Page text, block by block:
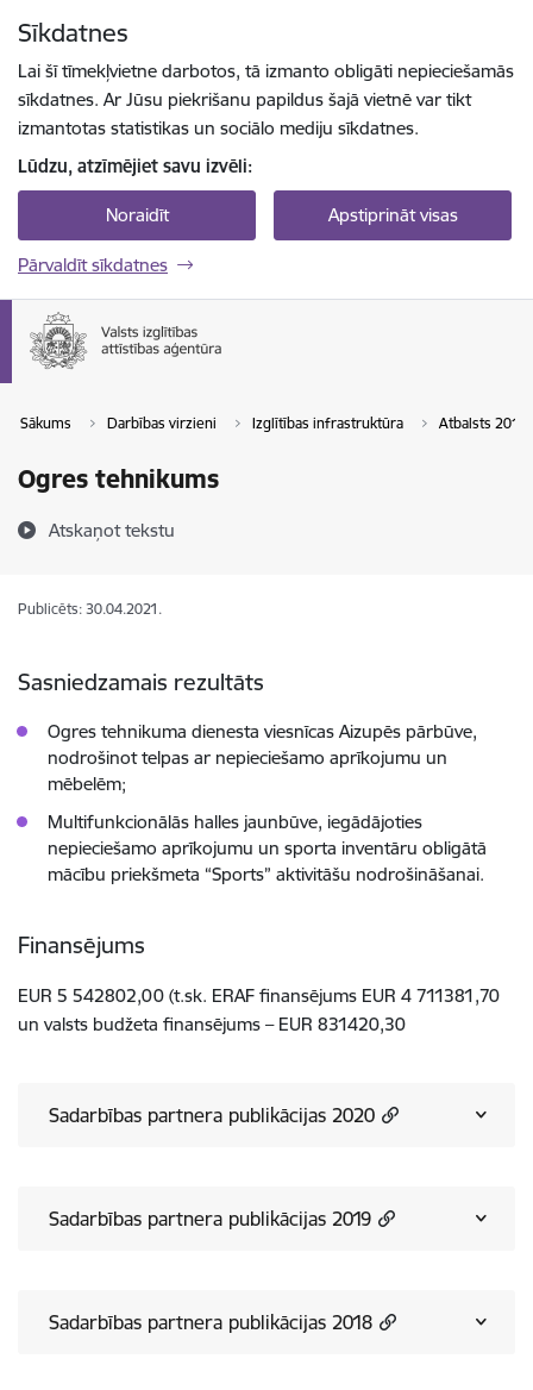
Sīkdatnes
Lai šī tīmekļvietne darbotos, tā izmanto obligāti nepieciešamās
sīkdatnes. Ar Jūsu piekrišanu papildus šajā vietnē var tikt
izmantotas statistikas un sociālo mediju sīkdatnes.
Lūdzu, atzīmējiet savu izvēli:
Noraidīt Apstiprināt visas
Pārvaldīt sīkdatnes
Sākums Darbības virzieni Izglītības infrastruktūra Atbalsts
Ogres tehnikums
Atskaņot tekstu
Publicēts: 30.04.2021.
Sasniedzamais rezultāts
Ogres tehnikuma dienesta viesnīcas Aizupēs pārbūve,
nodrošinot telpas ar nepieciešamo aprīkojumu un
mēbelēm;
Multifunkcionālās halles jaunbūve, iegādājoties
nepieciešamo aprīkojumu un sporta inventāru obligātā
mācību priekšmeta “Sports” aktivitāšu nodrošināšanai.
Finansējums
EUR 5 542802,00 (t.sk. ERAF finansējums EUR 4 711381,70
un valsts budžeta finansējums – EUR 831420,30
Sadarbības partnera publikācijas 2020
Sadarbības partnera publikācijas 2019
Sadarbības partnera publikācijas 2018